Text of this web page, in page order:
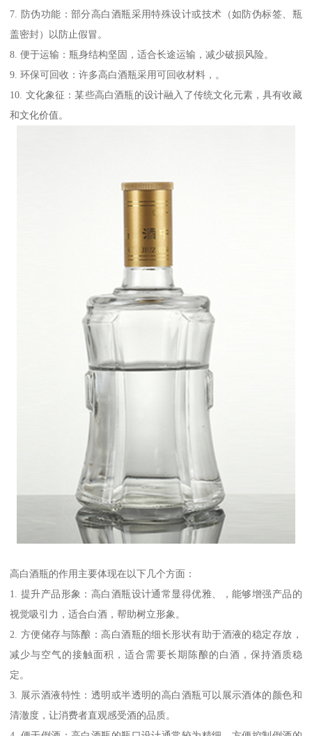
7. 防伪功能：部分高白酒瓶采用特殊设计或技术（如防伪标签、瓶
盖密封）以防止假冒。
8. 便于运输：瓶身结构坚固，适合长途运输，减少破损风险。
9. 环保可回收：许多高白酒瓶采用可回收材料，。
10. 文化象征：某些高白酒瓶的设计融入了传统文化元素，具有收藏
和文化价值。
高白酒瓶的作用主要体现在以下几个方面：
1. 提升产品形象：高白酒瓶设计通常显得优雅、，能够增强产品的
视觉吸引力，适合白酒，帮助树立形象。
2. 方便储存与陈酿：高白酒瓶的细长形状有助于酒液的稳定存放，
减少与空气的接触面积，适合需要长期陈酿的白酒，保持酒质稳
定。
3. 展示酒液特性：透明或半透明的高白酒瓶可以展示酒体的颜色和
清澈度，让消费者直观感受酒的品质。